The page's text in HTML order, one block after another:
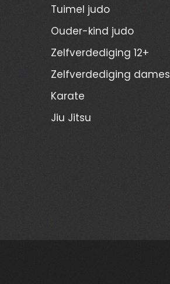
Tuimel judo
Ouder-kind judo
Zelfverdediging 12+
Zelfverdediging dames
Karate
Jiu Jitsu